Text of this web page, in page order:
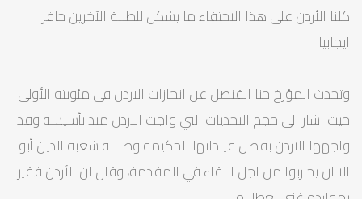
كلنا الأردن على هذا الاحتفاء ما يشكل للطلبة الآخرين حافزا
ايجابيا .
وتحدث المؤرخ حنا القنصل عن انجازات الاردن في مئويته الأولى
حيث اشار الى حجم التحديات التي واجت الاردن منذ تأسيسه وقد
واجهها الاردن بفضل قياداتها الحكيمة وصلابة شعبه الذين أبو
الا ان يحاربوا من اجل البقاء في المقدمة، وقال ان الأردن فقير